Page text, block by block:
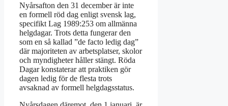
Nyårsafton den 31 december är inte
en formell röd dag enligt svensk lag,
specifikt Lag 1989:253 om allmänna
helgdagar. Trots detta fungerar den
som en så kallad ”de facto ledig dag”
där majoriteten av arbetsplatser, skolor
och myndigheter håller stängt. Röda
Dagar konstaterar att praktiken gör
dagen ledig för de flesta trots
avsaknad av formell helgdagsstatus.